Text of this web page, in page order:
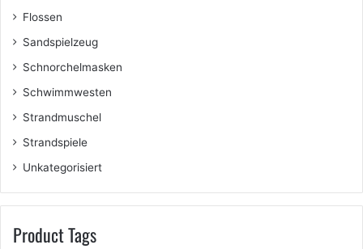
Flossen
Sandspielzeug
Schnorchelmasken
Schwimmwesten
Strandmuschel
Strandspiele
Unkategorisiert
Product Tags